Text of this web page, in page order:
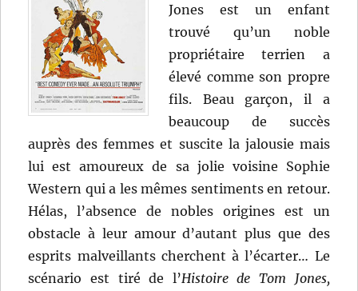
Jones est un enfant
trouvé qu’un noble
propriétaire terrien a
élevé comme son propre
fils. Beau garçon, il a
beaucoup de succès
auprès des femmes et suscite la jalousie mais
lui est amoureux de sa jolie voisine Sophie
Western qui a les mêmes sentiments en retour.
Hélas, l’absence de nobles origines est un
obstacle à leur amour d’autant plus que des
esprits malveillants cherchent à l’écarter… Le
scénario est tiré de l’Histoire de Tom Jones,